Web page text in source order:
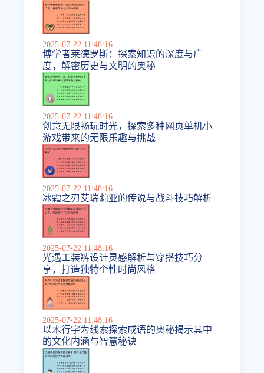
2025-07-22 11:48:16
博学者莱德罗斯：探索知识的深度与广
度，解密历史与文明的奥秘
2025-07-22 11:48:16
创意无限畅玩时光，探索多种网页单机小
游戏带来的无限乐趣与挑战
2025-07-22 11:48:16
冰霜之刃艾瑞莉亚的传说与战斗技巧解析
2025-07-22 11:48:16
光遇工装裤设计灵感解析与穿搭技巧分
享，打造独特个性时尚风格
2025-07-22 11:48:16
以木行字为线索探索成语的奥秘揭示其中
的文化内涵与智慧秘诀